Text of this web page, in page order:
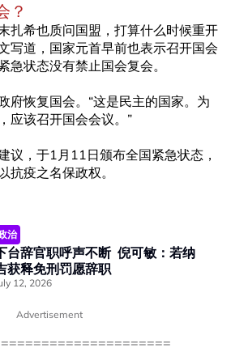
？
扎希也质问国盟，打算什么时候重开
写道，国家元首早前也表示召开国会
急状态没有禁止国会复会。
府恢复国会。“这是民主的国家。为
应该召开国会会议。”
议，于1月11日颁布全国紧急状态，
抗疫之名保政权。
治
辞官职呼声不断 倪可敏：若纳
获释免刑罚愿辞职
12, 2026
Advertisement